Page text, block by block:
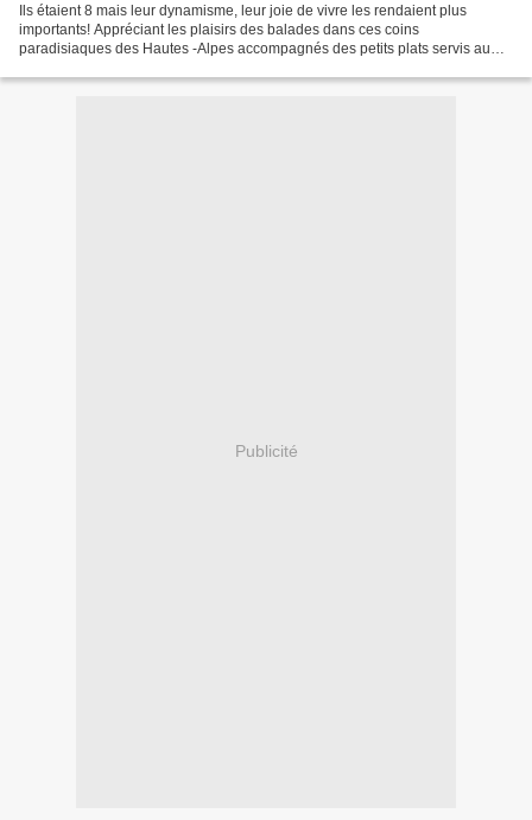
Ils étaient 8 mais leur dynamisme, leur joie de vivre les rendaient plus
importants! Appréciant les plaisirs des balades dans ces coins
paradisiaques des Hautes -Alpes accompagnés des petits plats servis au
Publicité